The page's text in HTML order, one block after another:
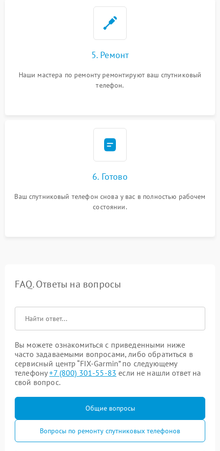
5. Ремонт
Наши мастера по ремонту ремонтируют ваш спутниковый
телефон.
6. Готово
Ваш спутниковый телефон снова у вас в полностью рабочем
состоянии.
FAQ. Ответы на вопросы
Вы можете ознакомиться с приведенными ниже
часто задаваемыми вопросами, либо обратиться в
сервисный центр “FIX-Garmin” по следующему
телефону+7 (800) 301-55-83 если не нашли ответ на
свой вопрос.
Общие вопросы
Вопросы по ремонту спутниковых телефонов